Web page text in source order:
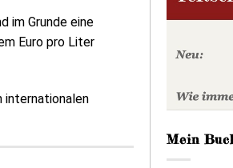
im Grunde eine
Euro pro Liter
internationalen
Mein